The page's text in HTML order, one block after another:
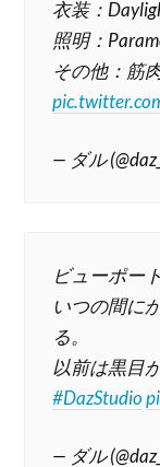
衣装：
照明：
その他：筋
— ダル
ビューポー
いつの間に
る。
以前は黒目
#DazStudio
— ダル